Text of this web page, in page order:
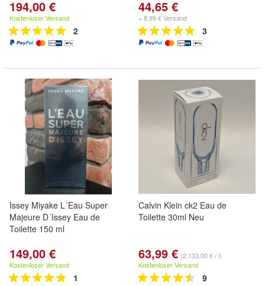
194,00 €
Kostenloser Versand
2
44,65 €
+ 8,99 € Versand
3
Issey Miyake L´Eau Super
Majeure D´Issey Eau de
Toilette 150 ml
149,00 €
Kostenloser Versand
1
Calvin Klein ck2 Eau de
Toilette 30ml Neu
63,99 € (2.133,00 € / l)
Kostenloser Versand
9